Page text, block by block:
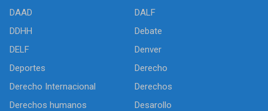
DAAD
DALF
DDHH
Debate
DELF
Denver
Deportes
Derecho
Derecho Internacional
Derechos
Derechos humanos
Desarollo